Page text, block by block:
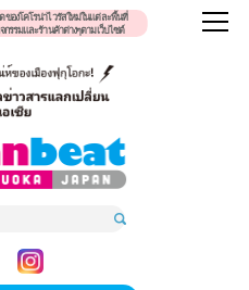
องโคโรน่าไวรัสใหม่ในแต่ละพื้นที่
รรมและร้านค้าต่างๆตามเว็บไซต์